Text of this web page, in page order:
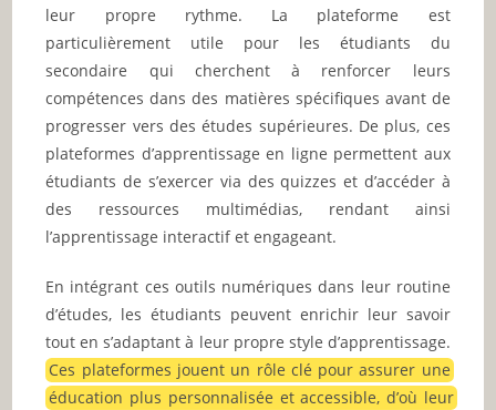
leur propre rythme. La plateforme est
particulièrement utile pour les étudiants du
secondaire qui cherchent à renforcer leurs
compétences dans des matières spécifiques avant de
progresser vers des études supérieures. De plus, ces
plateformes d’apprentissage en ligne permettent aux
étudiants de s’exercer via des quizzes et d’accéder à
des ressources multimédias, rendant ainsi
l’apprentissage interactif et engageant.
En intégrant ces outils numériques dans leur routine
d’études, les étudiants peuvent enrichir leur savoir
tout en s’adaptant à leur propre style d’apprentissage.
Ces plateformes jouent un rôle clé pour assurer une
éducation plus personnalisée et accessible, d’où leur